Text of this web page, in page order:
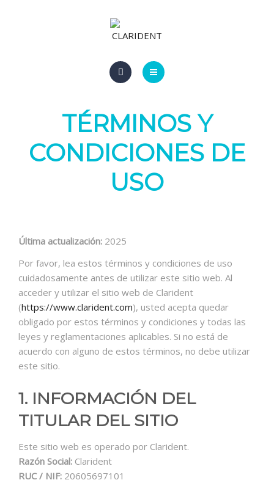
ESPECIALIDADES
BLOG
TÉRMINOS Y
CONDICIONES DE
USO
Última actualización: 2025
Por favor, lea estos términos y condiciones de uso
cuidadosamente antes de utilizar este sitio web. Al
acceder y utilizar el sitio web de Clarident
(https://www.clarident.com), usted acepta quedar
obligado por estos términos y condiciones y todas las
leyes y reglamentaciones aplicables. Si no está de
acuerdo con alguno de estos términos, no debe utilizar
este sitio.
1. INFORMACIÓN DEL
TITULAR DEL SITIO
Este sitio web es operado por Clarident.
Razón Social: Clarident
RUC / NIF: 20605697101